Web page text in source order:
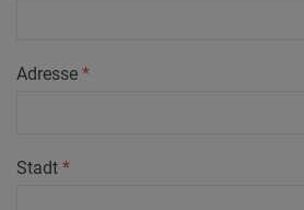
Adresse *
Stadt *